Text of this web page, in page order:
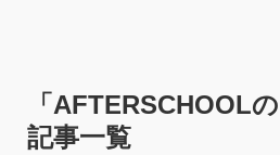
「AFTERSCHOOL
記事一覧